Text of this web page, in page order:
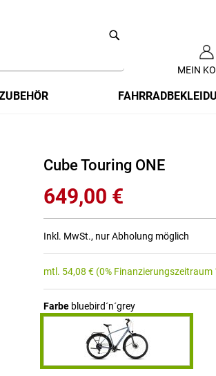
Inhalt
MEIN
Cube Touring ONE
649,00 €
Inkl. MwSt., nur Abholung möglich
mtl. 54,08 € (0% Finanzierungszeitraum
Farbe bluebird´n´grey